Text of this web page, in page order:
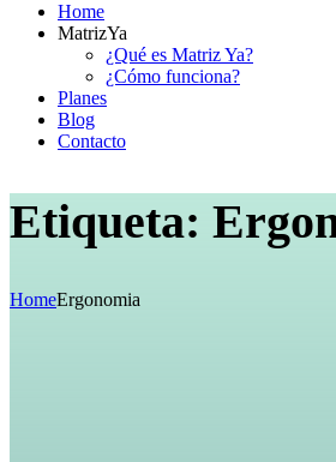
Home
MatrizYa
¿Qué es Matriz Ya?
¿Cómo funciona?
Planes
Blog
Contacto
Etiqueta:
HomeErgonomia